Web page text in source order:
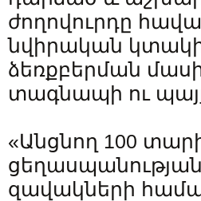
ժողովուրդը
նվիրական
ձեռքբերման
տագնապի ու
«Անցնող 100
ցեղասպանության
զավակների